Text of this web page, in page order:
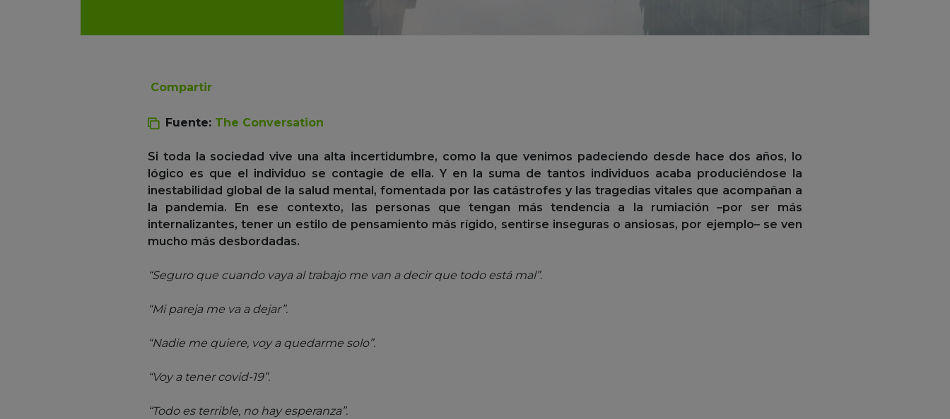
Compartir
Fuente: The Conversation
Si toda la sociedad vive una alta incertidumbre, como la que venimos padeciendo desde hace dos años, lo
lógico es que el individuo se contagie de ella. Y en la suma de tantos individuos acaba produciéndose la
inestabilidad global de la salud mental, fomentada por las catástrofes y las tragedias vitales que acompañan a
la pandemia. En ese contexto, las personas que tengan más tendencia a la rumiación –por ser más
internalizantes, tener un estilo de pensamiento más rígido, sentirse inseguras o ansiosas, por ejemplo– se ven
mucho más desbordadas.
“Seguro que cuando vaya al trabajo me van a decir que todo está mal”.
“Mi pareja me va a dejar”.
“Nadie me quiere, voy a quedarme solo”.
“Voy a tener covid-19”.
“Todo es terrible, no hay esperanza”.